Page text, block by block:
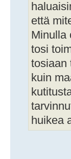
että
Minulla
tosi
tosiaan
kuin
huikea